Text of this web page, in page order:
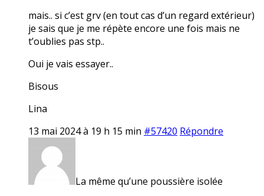
mais.. si c’est grv (en tout cas d’un regard extérieur)
je sais que je me répète encore une fois mais ne
t’oublies pas stp..
Oui je vais essayer..
Bisous
Lina
13 mai 2024 à 19 h 15 min #57420 Répondre
La même qu’une poussière isolée